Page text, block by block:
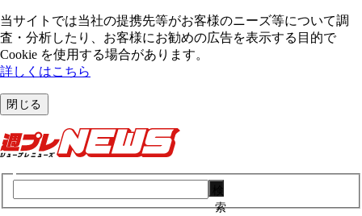
当サイトでは当社の提携先等がお客様のニーズ等について調
査・分析したり、お客様にお勧めの広告を表⽰する⽬的で
Cookie を使⽤する場合があります。
詳しくはこちら
閉じる
索